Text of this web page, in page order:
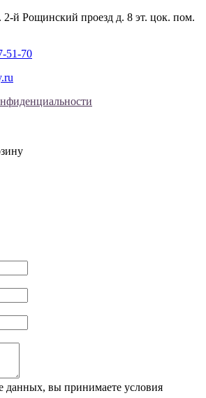
2-й Рощинский проезд д. 8 эт. цок. пом.
51-70
данных, вы принимаете условия